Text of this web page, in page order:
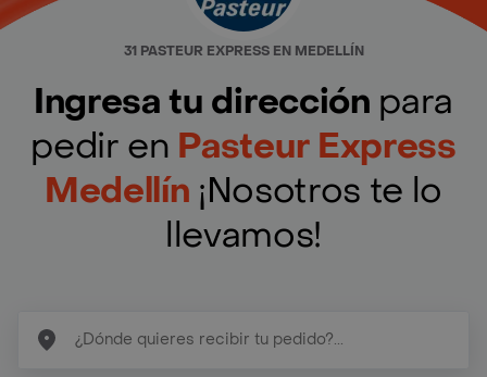
31 PASTEUR EXPRESS EN MEDELLÍN
Ingresa tu dirección para
pedir en Pasteur Express
Medellín ¡Nosotros te lo
llevamos!